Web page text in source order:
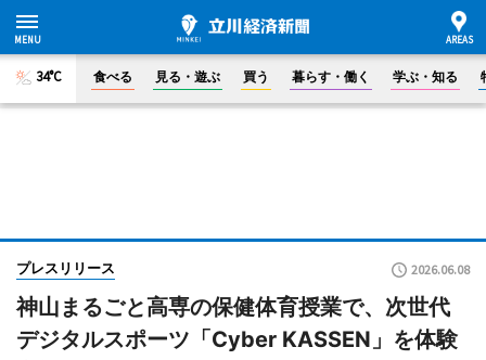
34°C 食べる 見る・遊ぶ 買う 暮らす・働く 学ぶ・知る
プレスリリース 2026.06.08
神山まるごと高専の保健体育授業で、次世代
デジタルスポーツ「Cyber KASSEN」を体験